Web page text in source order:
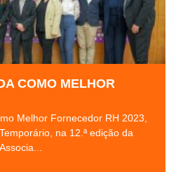
COMO MELHOR
Melhor Fornecedor RH 2023,
na 12.ª edição da